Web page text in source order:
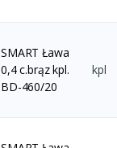
SMART Ława
0,4 c.brąz kpl.
BD-460/20
kpl